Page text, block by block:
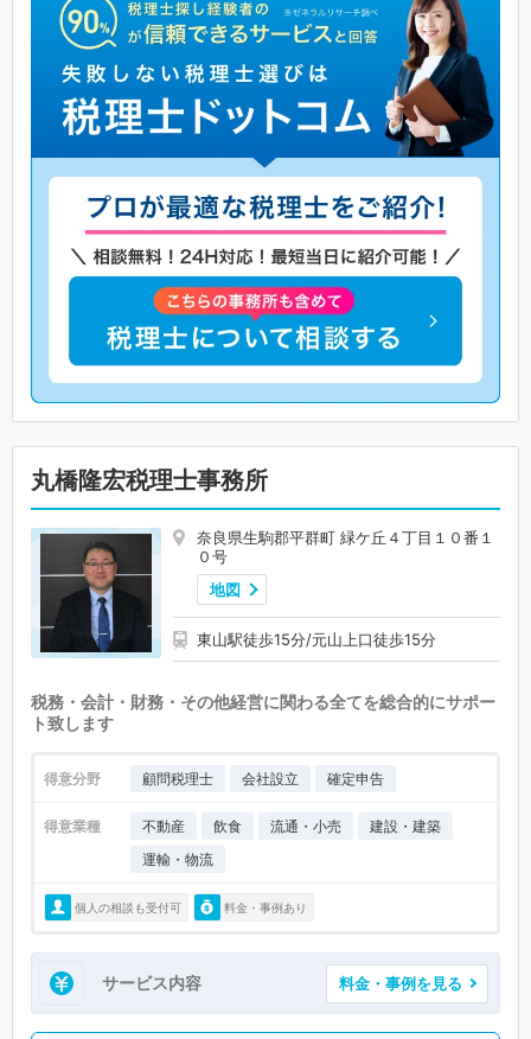
丸橋隆宏税理士事務所
奈良県生駒郡平群町 緑ケ丘４丁目１０番１
０号
地図
東山駅徒歩15分/元山上口徒歩15分
税務・会計・財務・その他経営に関わる全てを総合的にサポー
ト致します
得意分野 顧問税理士 会社設立 確定申告
得意業種 不動産 飲食 流通・小売
建設・建築
運輸・物流
個人の相談も受付可 料金・事例あり
サービス内容 料金・事例を見る